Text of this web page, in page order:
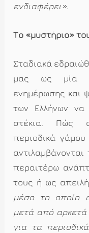
ενδιαφέρει».
Το «μυστήριο»
Σταδιακά
μας ως μία
ενημέρωσης και
των Ελλήνων
στέκια. Πώς
περιοδικά
αντιλαμβάνονται
περαιτέρω
τους ή ως
μέσο το οποίο
μετά από αρκετά
για τα